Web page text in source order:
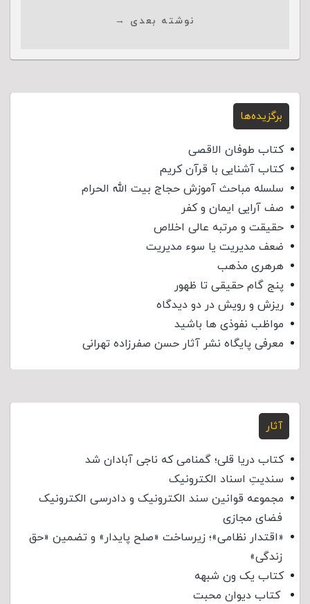
نوشته بعدی →
برگزیده‌ها
کتاب طوفان الاقصی
کتاب آشنایی با قرآن کریم
سلسله مباحث آموزش حجاج بیت الله الحرام
صف آرایی ایمان و کفر
حقیقت و مرتبه عالی اخلاص
ضعف مدیریت یا سوء مدیریت
هرهری مذهب
پنج گام حقیقی تا ظهور
ریزش و رویش در دو دیدگاه
مواظب نفوذی‌ ها باشید
معرفی پایگاه نشر آثار حسن صفرزاده تهرانی
آثار
کتاب دریا قلی؛ گمنامی که ناجی آبادان شد
سندیتِ اسناد الکترونیک
مجموعه قوانین سند الکترونیک و دادرسی الکترونیک
فضای مجازی
«اقتدار نظامی»؛ زیرساخت «صلح پایدار» و تضمین «حق
زندگی»
کتاب یک ون شبهه
کتاب دیوان محبت